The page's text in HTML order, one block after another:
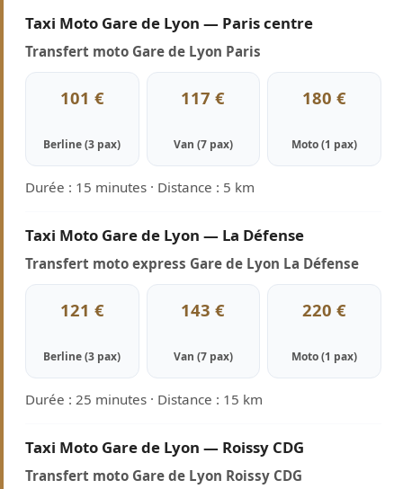
Taxi Moto Gare de Lyon — Paris centre
Transfert moto Gare de Lyon Paris
101 €
Berline (3 pax)
117 €
Van (7 pax)
180 €
Moto (1 pax)
Durée : 15 minutes · Distance : 5 km
Taxi Moto Gare de Lyon — La Défense
Transfert moto express Gare de Lyon La Défense
121 €
Berline (3 pax)
143 €
Van (7 pax)
220 €
Moto (1 pax)
Durée : 25 minutes · Distance : 15 km
Taxi Moto Gare de Lyon — Roissy CDG
Transfert moto Gare de Lyon Roissy CDG